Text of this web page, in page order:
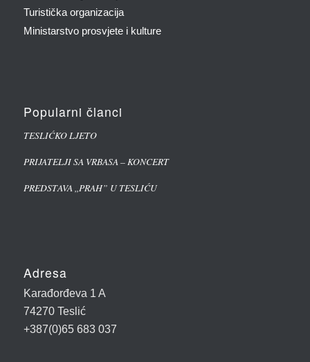
Turistička organizacija
Ministarstvo prosvjete i kulture
Popularni članci
TESLIĆKO LJETO
PRIJATELJI SA VRBASA – KONCERT
PREDSTAVA ,,PRAH” U TESLIĆU
Adresa
Karađorđeva 1 A
74270 Teslić
+387(0)65 683 037